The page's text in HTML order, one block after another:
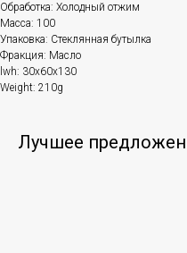
Обработка: Холодный отжим
Масса: 100
Упаковка: Стеклянная бутылка
Фракция: Масло
lwh: 30x60x130
Weight: 210g
Лучшее